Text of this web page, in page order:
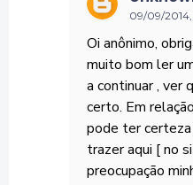
09/09/
Oi anônimo,
muito bom ler
a continuar , ver
certo. Em
pode ter
trazer aqui [ no
preocupação